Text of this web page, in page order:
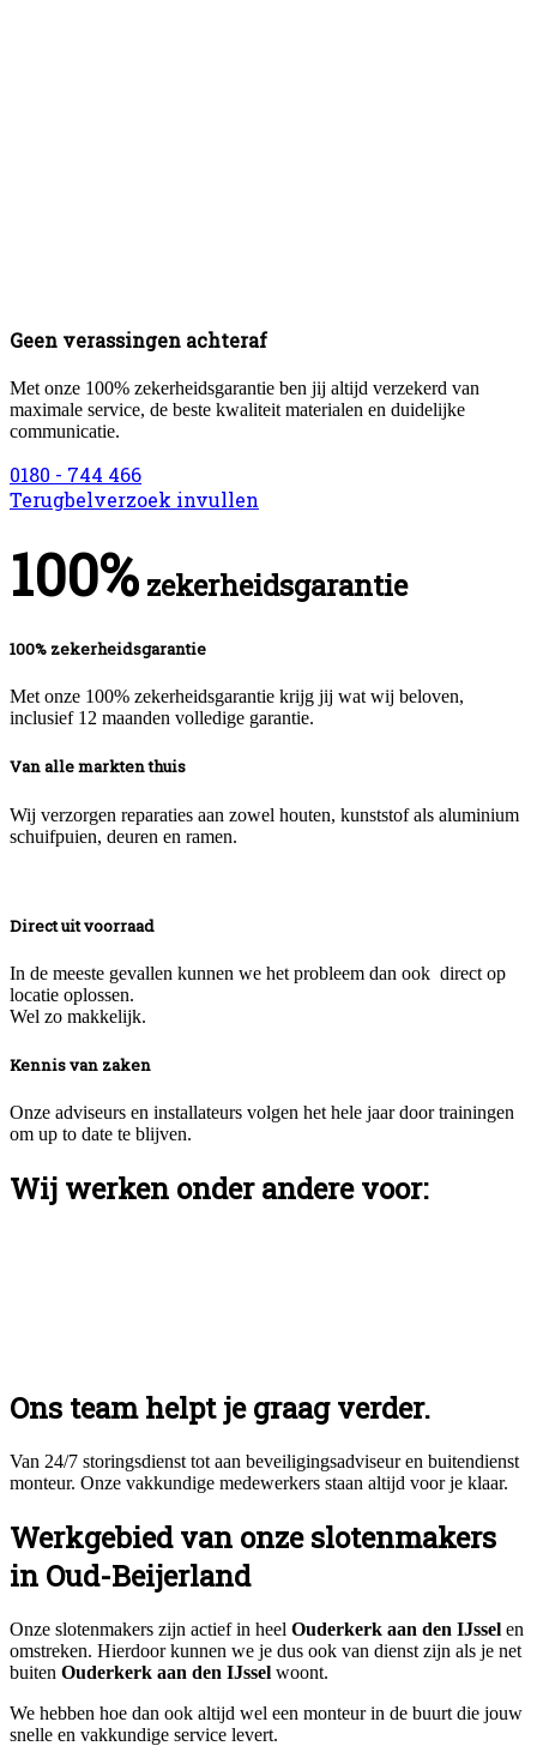
Geen verassingen achteraf
Met onze 100% zekerheidsgarantie ben jij altijd verzekerd van
maximale service, de beste kwaliteit materialen en duidelijke
communicatie.
0180 - 744 466
Terugbelverzoek invullen
100% zekerheidsgarantie
100% zekerheidsgarantie
Met onze 100% zekerheidsgarantie krijg jij wat wij beloven,
inclusief 12 maanden volledige garantie.
Van alle markten thuis
Wij verzorgen reparaties aan zowel houten, kunststof als aluminium
schuifpuien, deuren en ramen.
Direct uit voorraad
In de meeste gevallen kunnen we het probleem dan ook direct op
locatie oplossen.
Wel zo makkelijk.
Kennis van zaken
Onze adviseurs en installateurs volgen het hele jaar door trainingen
om up to date te blijven.
Wij werken onder andere voor:
Ons team helpt je graag verder.
Van 24/7 storingsdienst tot aan beveiligingsadviseur en buitendienst
monteur. Onze vakkundige medewerkers staan altijd voor je klaar.
Werkgebied van onze slotenmakers
in Oud-Beijerland
Onze slotenmakers zijn actief in heel Ouderkerk aan den IJssel en
omstreken. Hierdoor kunnen we je dus ook van dienst zijn als je net
buiten Ouderkerk aan den IJssel woont.
We hebben hoe dan ook altijd wel een monteur in de buurt die jouw
snelle en vakkundige service levert.